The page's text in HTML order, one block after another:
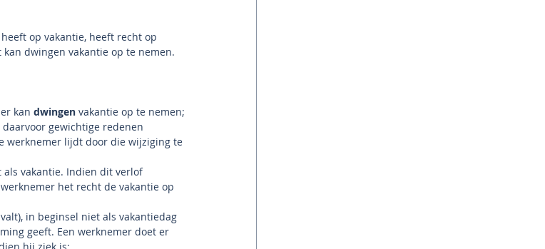
op vakantie, heeft recht op
dwingen vakantie op te nemen.
kan dwingen vakantie op te nemen;
daarvoor gewichtige redenen
werknemer lijdt door die wijziging te
vakantie. Indien dit verlof
het recht de vakantie op
in beginsel niet als vakantiedag
geeft. Een werknemer doet er